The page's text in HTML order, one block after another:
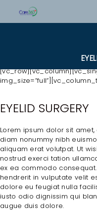
EYELID SURGERY
Lorem ipsum dolor sit
diam nonummy nibh
aliquam erat volutpat. Ut
nostrud exerci tation
ex ea commodo
hendrerit in vulputate velit
dolore eu feugiat nulla
iusto odio dignissim qui
augue duis dolore.